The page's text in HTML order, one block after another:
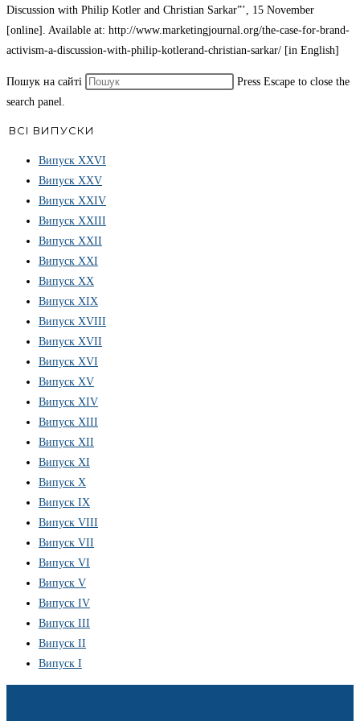
Discussion with Philip Kotler and Christian Sarkar”’, 15 November
[online]. Available at: http://www.marketingjournal.org/the-case-for-brand-
activism-a-discussion-with-philip-kotlerand-christian-sarkar/ [in English]
Пошук на сайті
Press Escape to close the
search panel.
ВСІ ВИПУСКИ
Випуск ХХVІ
Випуск XXV
Випуск XXIV
Випуск XXIII
Випуск XXII
Випуск XXI
Випуск XX
Випуск XIX
Випуск XVIII
Випуск XVII
Випуск XVI
Випуск XV
Випуск XIV
Випуск XIII
Випуск XII
Випуск XI
Випуск X
Випуск IX
Випуск VIII
Випуск VII
Випуск VI
Випуск V
Випуск IV
Випуск III
Випуск II
Випуск I